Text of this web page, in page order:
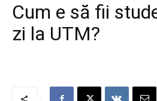
Cum e să fii
zi la UTM?